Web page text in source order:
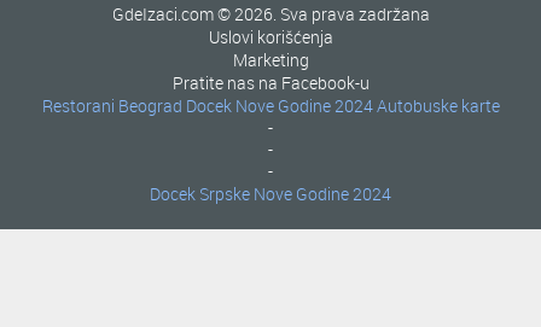
GdeIzaci.com © 2026. Sva prava zadržana
Uslovi korišćenja
Marketing
Pratite nas na Facebook-u
Restorani Beograd
-
Docek Nove Godine 2024
-
Autobuske karte
-
Docek Srpske Nove Godine 2024